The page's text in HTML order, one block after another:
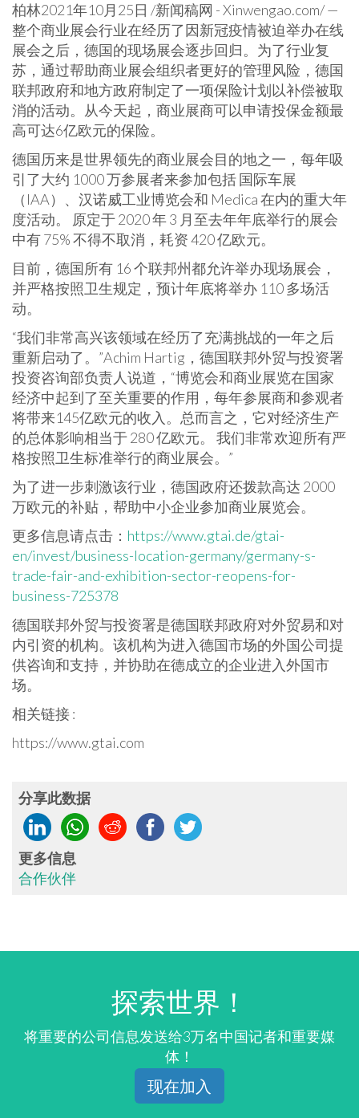
柏林2021年10月25日 /新闻稿网 - Xinwengao.com/ —
整个商业展会行业在经历了因新冠疫情被迫举办在线
展会之后，德国的现场展会逐步回归。为了行业复
苏，通过帮助商业展会组织者更好的管理风险，德国
联邦政府和地方政府制定了一项保险计划以补偿被取
消的活动。从今天起，商业展商可以申请投保金额最
高可达6亿欧元的保险。
德国历来是世界领先的商业展会目的地之一，每年吸
引了大约 1000 万参展者来参加包括 国际车展
（IAA）、汉诺威工业博览会和 Medica 在内的重大年
度活动。 原定于 2020 年 3 月至去年年底举行的展会
中有 75% 不得不取消，耗资 420 亿欧元。
目前，德国所有 16 个联邦州都允许举办现场展会，
并严格按照卫生规定，预计年底将举办 110 多场活
动。
“我们非常高兴该领域在经历了充满挑战的一年之后
重新启动了。”Achim Hartig，德国联邦外贸与投资署
投资咨询部负责人说道，“博览会和商业展览在国家
经济中起到了至关重要的作用，每年参展商和参观者
将带来145亿欧元的收入。总而言之，它对经济生产
的总体影响相当于 280 亿欧元。 我们非常欢迎所有严
格按照卫生标准举行的商业展会。”
为了进一步刺激该行业，德国政府还拨款高达 2000
万欧元的补贴，帮助中小企业参加商业展览会。
更多信息请点击： https://www.gtai.de/gtai-
en/invest/business-location-germany/germany-s-
trade-fair-and-exhibition-sector-reopens-for-
business-725378
德国联邦外贸与投资署是德国联邦政府对外贸易和对
内引资的机构。该机构为进入德国市场的外国公司提
供咨询和支持，并协助在德成立的企业进入外国市
场。
相关链接 :
https://www.gtai.com
分享此数据
更多信息
合作伙伴
探索世界！
将重要的公司信息发送给3万名中国记者和重要媒
体！
现在加入